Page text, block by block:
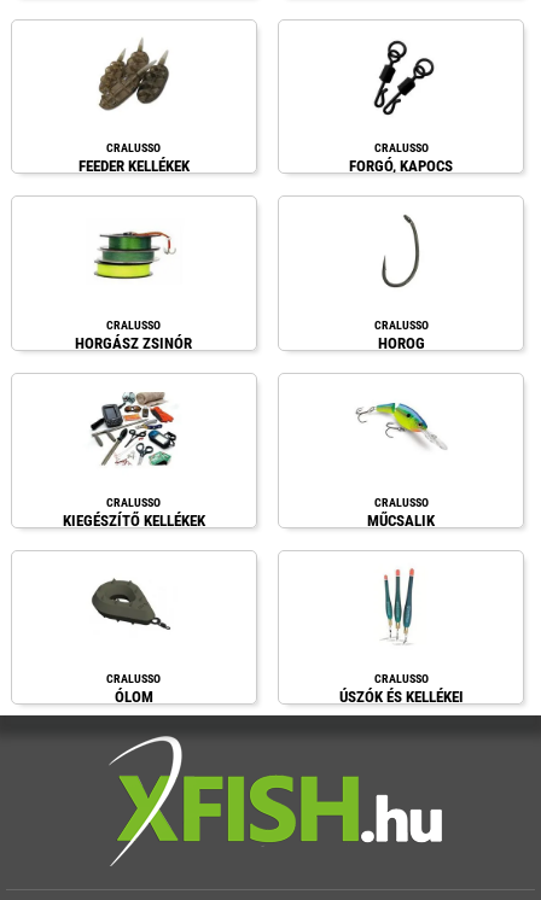
CRALUSSO
FEEDER KELLÉKEK
CRALUSSO
FORGÓ, KAPOCS
CRALUSSO
HORGÁSZ ZSINÓR
CRALUSSO
HOROG
CRALUSSO
KIEGÉSZÍTŐ KELLÉKEK
CRALUSSO
MŰCSALIK
CRALUSSO
ÓLOM
CRALUSSO
ÚSZÓK ÉS KELLÉKEI